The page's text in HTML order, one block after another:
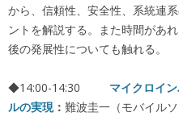
から、信頼性、安全性、系統連
ントを解説する。また時間があ
後の発展性についても触れる。
◆14:00-14:30 マイクロイ
ルの実現： 難波圭一（モバイル